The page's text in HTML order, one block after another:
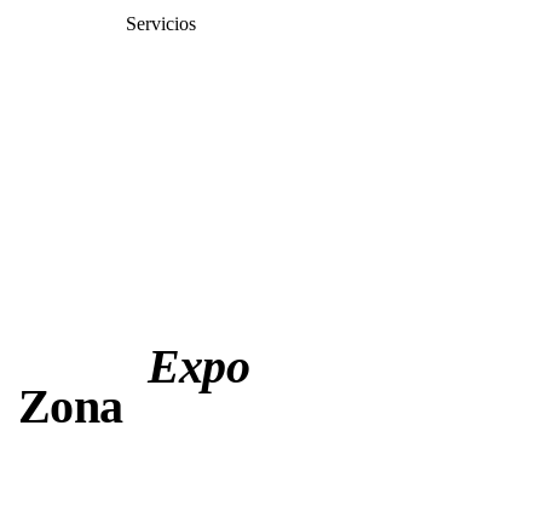
Servicios
Zona
Expo